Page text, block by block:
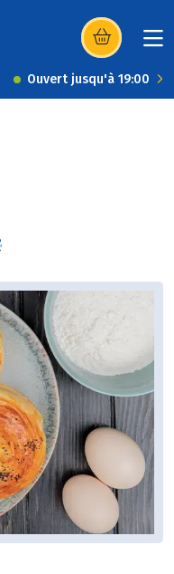
(s’ouvre dans
Ouvert jusqu'à 19:00